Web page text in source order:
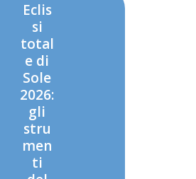
Eclis
si
total
e di
Sole
2026:
gli
stru
men
ti